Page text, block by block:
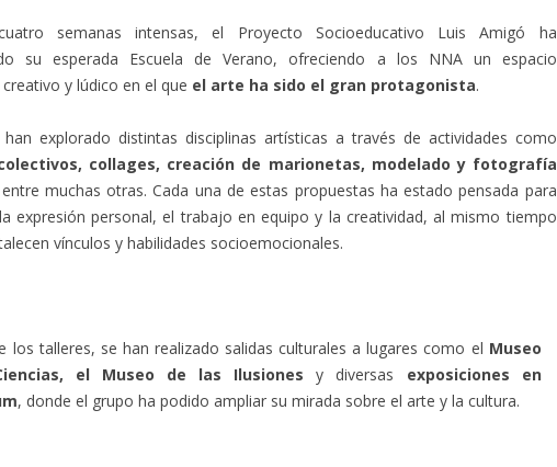
semanas intensas, el Proyecto Socioeducativo Luis Amigó ha
su esperada Escuela de Verano, ofreciendo a los NNA un espacio
y lúdico en el que el arte ha sido el gran protagonista.
explorado distintas disciplinas artísticas a través de actividades como
collages, creación de marionetas, modelado y fotografía
muchas otras. Cada una de estas propuestas ha estado pensada para
expresión personal, el trabajo en equipo y la creatividad, al mismo tiempo
vínculos y habilidades socioemocionales.
los talleres, se han realizado salidas culturales a lugares como el Museo
el Museo de las Ilusiones y diversas exposiciones en
, donde el grupo ha podido ampliar su mirada sobre el arte y la cultura.